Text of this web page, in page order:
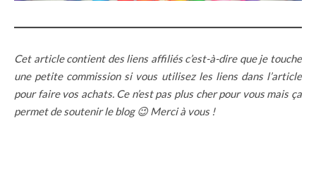
Cet article contient des liens affiliés c’est-à-dire que je touche
une petite commission si vous utilisez les liens dans l’article
pour faire vos achats. Ce n’est pas plus cher pour vous mais ça
permet de soutenir le blog 😉 Merci à vous !